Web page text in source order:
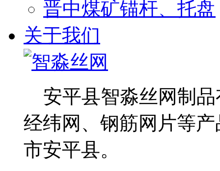
晋中煤矿锚杆、托盘
关于我们
安平县智淼丝网制品
经纬网、钢筋网片等
市安平县。